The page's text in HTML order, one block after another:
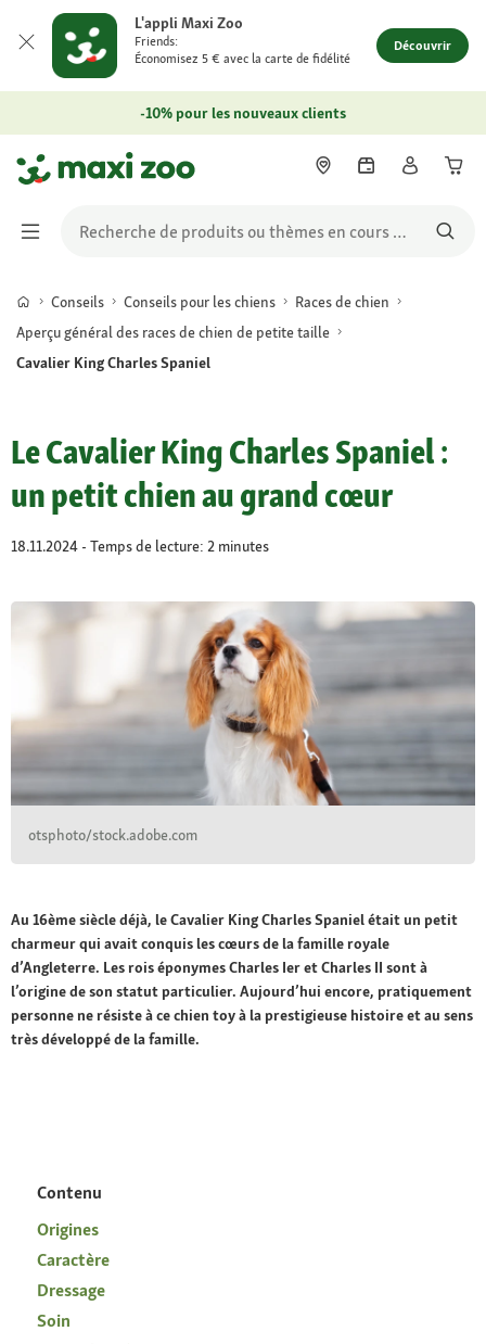
L'appli Maxi Zoo
Friends:
Économisez 5 € avec la carte de fidélité
Découvrir
-10% pour les nouveaux clients
Conseils Conseils pour les chiens
Races de chien
Aperçu général des races de chien de petite taille
Cavalier King Charles Spaniel
Le Cavalier King Charles Spaniel :
un petit chien au grand cœur
18.11.2024 - Temps de lecture: 2 minutes
otsphoto/stock.adobe.com
Au 16ème siècle déjà, le Cavalier King Charles Spaniel était un petit
charmeur qui avait conquis les cœurs de la famille royale
d’Angleterre. Les rois éponymes Charles Ier et Charles II sont à
l’origine de son statut particulier. Aujourd’hui encore, pratiquement
personne ne résiste à ce chien toy à la prestigieuse histoire et au sens
très développé de la famille.
Contenu
Origines
Caractère
Dressage
Soin